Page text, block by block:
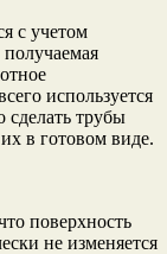
с учетом
используется
сделать трубы
в готовом виде.
поверхность
не изменяется